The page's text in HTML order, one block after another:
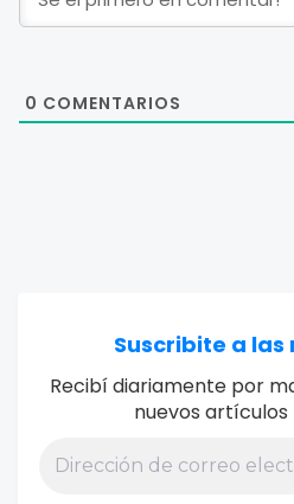
0 COMENTARIOS
Suscribite a las
Recibí diariamente por
nuevos artículos